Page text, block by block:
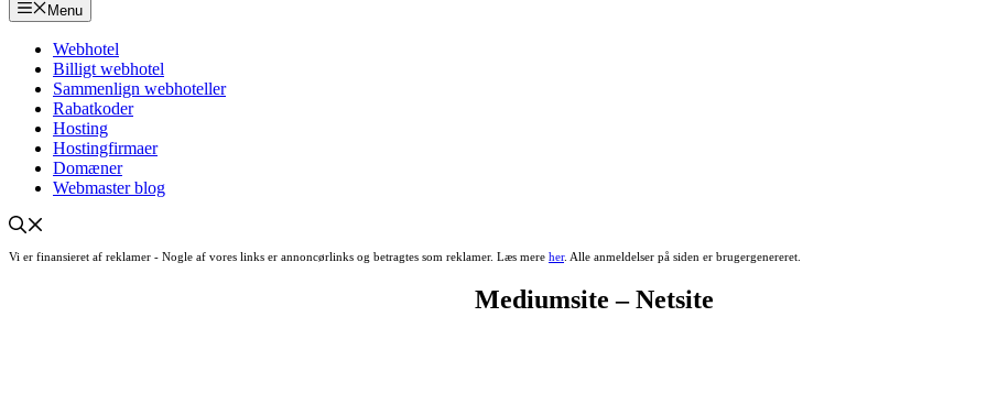
Menu
Webhotel
Billigt webhotel
Sammenlign webhoteller
Rabatkoder
Hosting
Hostingfirmaer
Domæner
Webmaster blog
Vi er finansieret af reklamer - Nogle af vores links er annoncørlinks og betragtes som reklamer. Læs mere her. Alle anmeldelser på siden er brugergenereret.
Mediumsite – Netsite